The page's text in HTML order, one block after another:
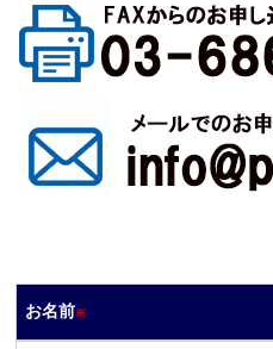
お名前※